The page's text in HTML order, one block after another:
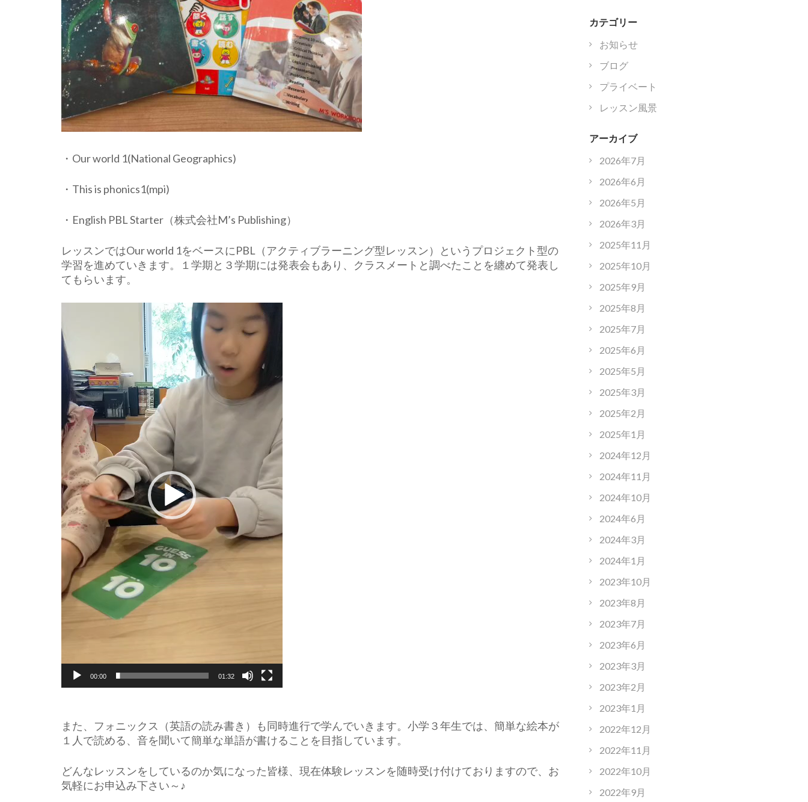
・Our world 1(National Geographics)
・This is phonics1(mpi)
・English PBL Starter（株式会社M’s Publishing）
レッスンではOur world 1をベースにPBL（アクティブラーニング型レッスン）というプロジェクト型の
学習を進めていきます。１学期と３学期には発表会もあり、クラスメートと調べたことを纏めて発表し
てもらいます。
プ
レ
ー
ヤ
ー
00:00 01:32
また、フォニックス（英語の読み書き）も同時進行で学んでいきます。小学３年生では、簡単な絵本が
１人で読める、音を聞いて簡単な単語が書けることを目指しています。
どんなレッスンをしているのか気になった皆様、現在体験レッスンを随時受け付けておりますので、お
気軽にお申込み下さい～♪
カテゴリー
お知らせ
ブログ
プライベート
レッスン風景
アーカイブ
2026年7月
2026年6月
2026年5月
2026年3月
2025年11月
2025年10月
2025年9月
2025年8月
2025年7月
2025年6月
2025年5月
2025年3月
2025年2月
2025年1月
2024年12月
2024年11月
2024年10月
2024年6月
2024年3月
2024年1月
2023年10月
2023年8月
2023年7月
2023年6月
2023年3月
2023年2月
2023年1月
2022年12月
2022年11月
2022年10月
2022年9月